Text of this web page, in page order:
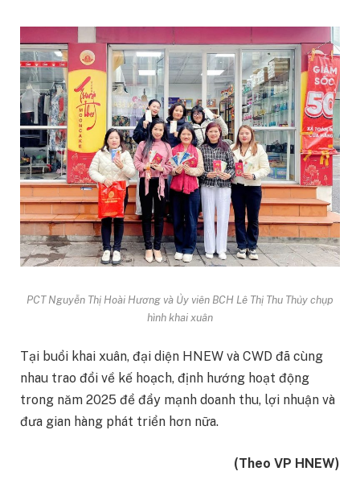
PCT Nguyễn Thị Hoài Hương và Ủy viên BCH Lê Thị Thu Thủy chụp
hình khai xuân
Tại buổi khai xuân, đại diện HNEW và CWD đã cùng
nhau trao đổi về kế hoạch, định hướng hoạt động
trong năm 2025 để đẩy mạnh doanh thu, lợi nhuận và
đưa gian hàng phát triển hơn nữa.
(Theo VP HNEW)